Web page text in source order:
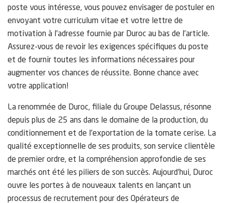
poste vous intéresse, vous pouvez envisager de postuler en
envoyant votre curriculum vitae et votre lettre de
motivation à l’adresse fournie par Duroc au bas de l’article.
Assurez-vous de revoir les exigences spécifiques du poste
et de fournir toutes les informations nécessaires pour
augmenter vos chances de réussite. Bonne chance avec
votre application!
La renommée de Duroc, filiale du Groupe Delassus, résonne
depuis plus de 25 ans dans le domaine de la production, du
conditionnement et de l’exportation de la tomate cerise. La
qualité exceptionnelle de ses produits, son service clientèle
de premier ordre, et la compréhension approfondie de ses
marchés ont été les piliers de son succès. Aujourd’hui, Duroc
ouvre les portes à de nouveaux talents en lançant un
processus de recrutement pour des Opérateurs de